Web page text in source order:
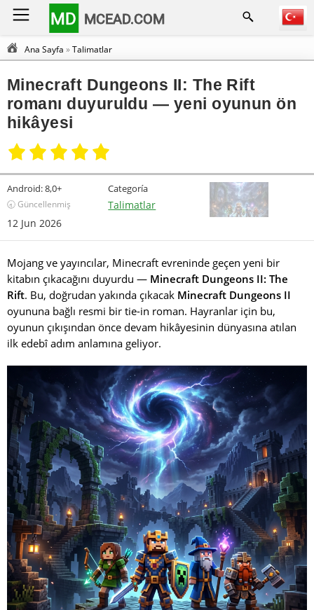
MD MCEAD.COM
Ana Sayfa »Talimatlar
Minecraft Dungeons II: The Rift
romanı duyuruldu — yeni oyunun ön
hikâyesi
Android:8,0+
🕣 Güncellenmiş
12 Jun 2026
Categoría
Talimatlar
Mojang ve yayıncılar, Minecraft evreninde geçen yeni bir
kitabın çıkacağını duyurdu — Minecraft Dungeons II: The
Rift. Bu, doğrudan yakında çıkacak Minecraft Dungeons II
oyununa bağlı resmi bir tie-in roman. Hayranlar için bu,
oyunun çıkışından önce devam hikâyesinin dünyasına atılan
ilk edebî adım anlamına geliyor.